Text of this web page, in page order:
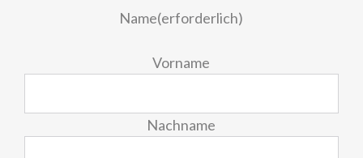
Name(erforderlich)
Vorname
Nachname